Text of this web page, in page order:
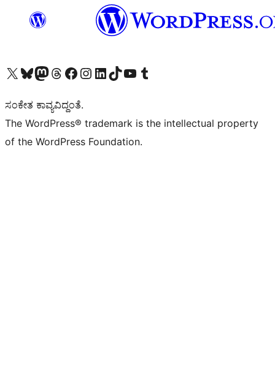
Visit our X (formerly Twitter) account
Visit our Bluesky account
Visit our Mastodon account
Visit our Threads account
Visit our Facebook page
Visit our Instagram account
Visit our LinkedIn account
Visit our TikTok account
Visit our YouTube channel
Visit our Tumblr account
ಸಂಕೇತ ಕಾವ್ಯವಿದ್ದಂತೆ.
The WordPress® trademark is the intellectual property
of the WordPress Foundation.